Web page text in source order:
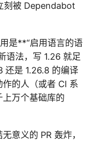
刻被 Dependabot
是**“启用语言的语
语法，写 1.26 就足
还是 1.26.8 的编译
的人（或者 CI 系
万个基础库的
意义的 PR 轰炸，